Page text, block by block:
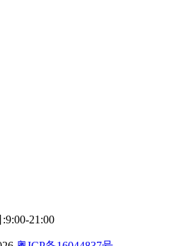
21:00